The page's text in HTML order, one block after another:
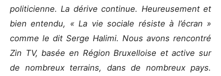
politicienne. La dérive continue. Heureusement et
bien entendu, « La vie sociale résiste à l’écran »
comme le dit Serge Halimi. Nous avons rencontré
Zin TV, basée en Région Bruxelloise et active sur
de nombreux terrains, dans de nombreux pays.